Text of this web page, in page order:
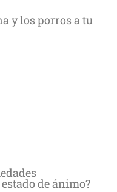
y los porros a tu
de ánimo?